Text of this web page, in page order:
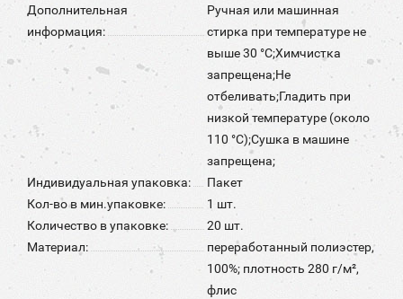
Дополнительная
информация:
Ручная или машинная
стирка при температуре не
выше 30 °C;Химчистка
запрещена;Не
отбеливать;Гладить при
низкой температуре (около
110 °С);Сушка в машине
запрещена;
Индивидуальная упаковка:
Пакет
Кол-во в мин.упаковке:
1 шт.
Количество в упаковке:
20 шт.
Материал:
переработанный полиэстер,
100%; плотность 280 г/м²,
флис